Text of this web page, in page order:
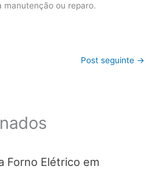
manutenção ou reparo.
Post seguinte →
Forno Elétrico em